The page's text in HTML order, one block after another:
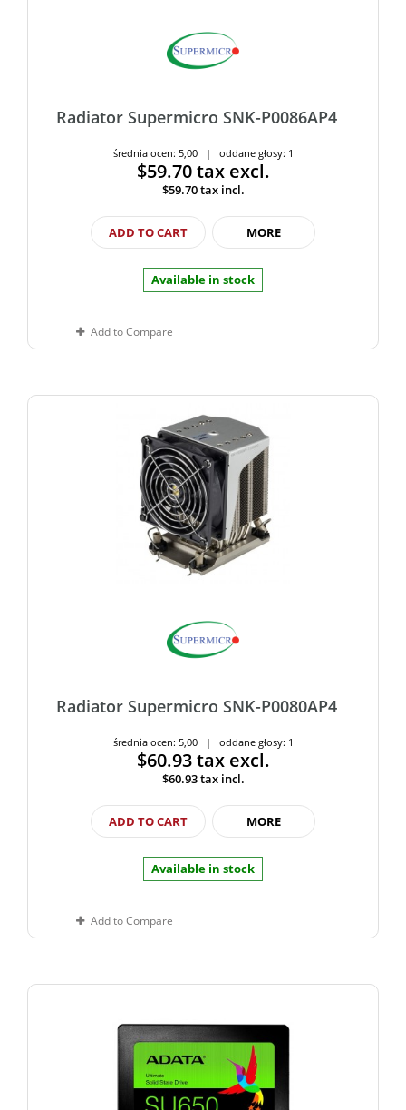
Radiator Supermicro SNK-P0086AP4
średnia ocen: 5,00 | oddane głosy: 1
$59.70tax excl.
$59.70tax incl.
ADD TO CART MORE
Available in stock
Add to Compare
Radiator Supermicro SNK-P0080AP4
średnia ocen: 5,00 | oddane głosy: 1
$60.93tax excl.
$60.93tax incl.
ADD TO CART MORE
Available in stock
Add to Compare